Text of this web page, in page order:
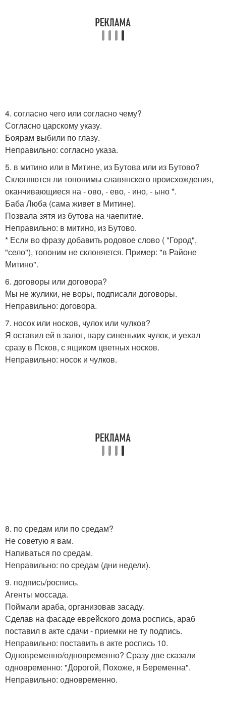
4. согласно чего или согласно чему?
Согласно царскому указу.
Боярам выбили по глазу.
Неправильно: согласно указа.
5. в митино или в Митине, из Бутова или из Бутово?
Склоняются ли топонимы славянского происхождения,
оканчивающиеся на - ово, - ево, - ино, - ыно *.
Баба Люба (сама живет в Митине).
Позвала зятя из бутова на чаепитие.
Неправильно: в митино, из Бутово.
* Если во фразу добавить родовое слово ( "Город",
"село"), топоним не склоняется. Пример: "в Районе
Митино".
6. договоры или договора?
Мы не жулики, не воры, подписали договоры.
Неправильно: договора.
7. носок или носков, чулок или чулков?
Я оставил ей в залог, пару синеньких чулок, и уехал
сразу в Псков, с ящиком цветных носков.
Неправильно: носок и чулков.
8. по средам или по средам?
Не советую я вам.
Напиваться по средам.
Неправильно: по средам (дни недели).
9. подпись/роспись.
Агенты моссада.
Поймали араба, организовав засаду.
Сделав на фасаде еврейского дома роспись, араб
поставил в акте сдачи - приемки не ту подпись.
Неправильно: поставить в акте роспись 10.
Одновременно/одновременно? Сразу две сказали
одновременно: "Дорогой, Похоже, я Беременна".
Неправильно: одновременно.